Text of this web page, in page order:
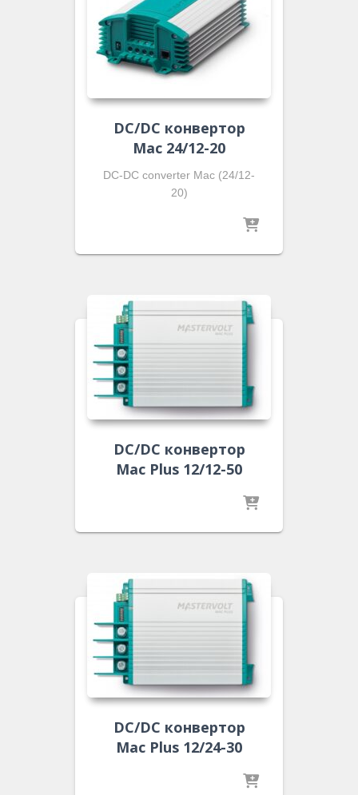
DC/DC конвертор
Mac 24/12-20
DC-DC converter Mac (24/12-
20)
DC/DC конвертор
Mac Plus 12/12-50
DC/DC конвертор
Mac Plus 12/24-30